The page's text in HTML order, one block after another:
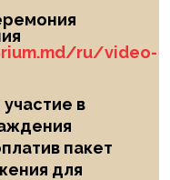
ru/video-
в
пакет
для